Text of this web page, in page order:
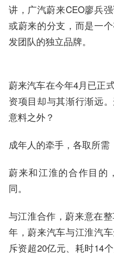
讲，广汽蔚来CEO廖兵
或蔚来的分支，而是一
发团队的独立品牌。
蔚来汽车在今年4月已正
资项目却与其渐行渐远
意料之外？
成年人的牵手，各取所需
蔚来和江淮的合作目的
同。
与江淮合作，蔚来意在
年，蔚来汽车与江淮汽车
斥资超20亿元、耗时14